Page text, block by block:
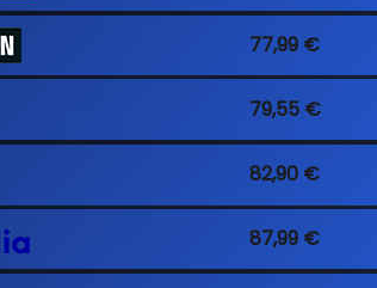
77,99 €
79,55 €
82,90 €
87,99 €